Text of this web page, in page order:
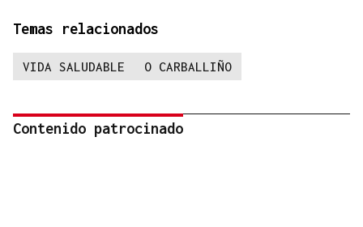
Temas relacionados
VIDA SALUDABLE O CARBALLIÑO
Contenido patrocinado